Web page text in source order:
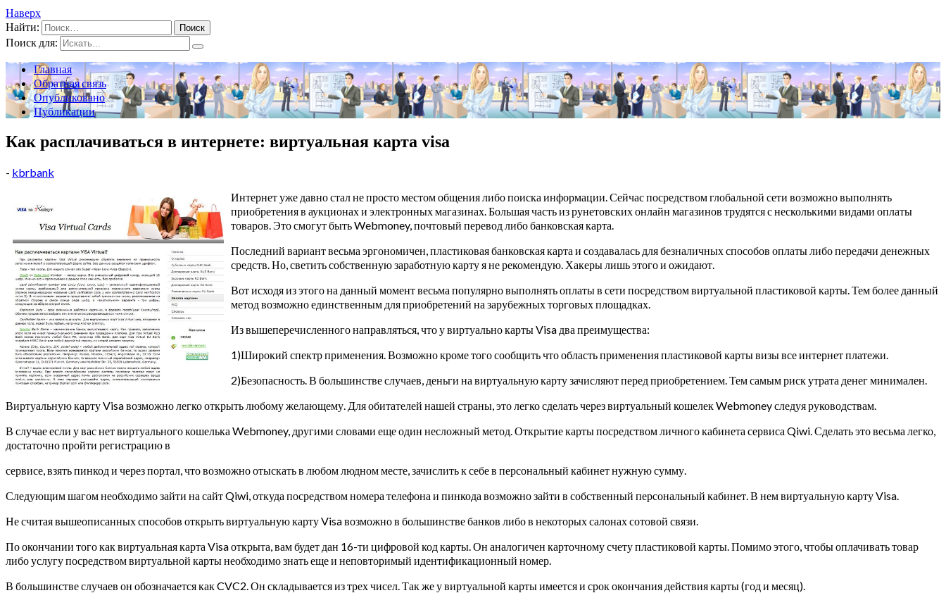
Наверх
Найти:
Поиск для:
Главная
Обратная связь
Опубликовано
Публикации
Как расплачиваться в интернете: виртуальная карта visa
- kbrbank
Интернет уже давно стал не просто местом общения либо поиска информации. Сейчас посредством глобальной сети возможно выполнять
приобретения в аукционах и электронных магазинах. Большая часть из рунетовских онлайн магазинов трудятся с несколькими видами оплаты
товаров. Это смогут быть Webmoney, почтовый перевод либо банковская карта.
Последний вариант весьма эргономичен, пластиковая банковская карта и создавалась для безналичных способов оплаты либо передачи денежных
средств. Но, светить собственную заработную карту я не рекомендую. Хакеры лишь этого и ожидают.
Вот исходя из этого на данный момент весьма популярно выполнять оплаты в сети посредством виртуальной пластиковой карты. Тем более данный
метод возможно единственным для приобретений на зарубежных торговых площадках.
Из вышеперечисленного направляться, что у виртуально карты Visa два преимущества:
1)Широкий спектр применения. Возможно кроме того сообщить что область применения пластиковой карты визы все интернет платежи.
2)Безопасность. В большинстве случаев, деньги на виртуальную карту зачисляют перед приобретением. Тем самым риск утрата денег минимален.
Виртуальную карту Visa возможно легко открыть любому желающему. Для обитателей нашей страны, это легко сделать через виртуальный кошелек Webmoney следуя руководствам.
В случае если у вас нет виртуального кошелька Webmoney, другими словами еще один несложный метод. Открытие карты посредством личного кабинета сервиса Qiwi. Сделать это весьма легко,
достаточно пройти регистрацию в
сервисе, взять пинкод и через портал, что возможно отыскать в любом людном месте, зачислить к себе в персональный кабинет нужную сумму.
Следующим шагом необходимо зайти на сайт Qiwi, откуда посредством номера телефона и пинкода возможно зайти в собственный персональный кабинет. В нем виртуальную карту Visa.
Не считая вышеописанных способов открыть виртуальную карту Visa возможно в большинстве банков либо в некоторых салонах сотовой связи.
По окончании того как виртуальная карта Visa открыта, вам будет дан 16-ти цифровой код карты. Он аналогичен карточному счету пластиковой карты. Помимо этого, чтобы оплачивать товар
либо услугу посредством виртуальной карты необходимо знать еще и неповторимый идентификационный номер.
В большинстве случаев он обозначается как CVC2. Он складывается из трех чисел. Так же у виртуальной карты имеется и срок окончания действия карты (год и месяц).